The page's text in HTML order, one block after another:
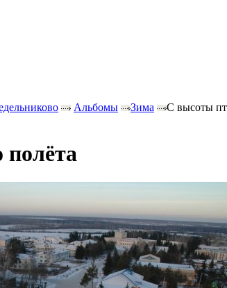
Альбомы Зима С высоты